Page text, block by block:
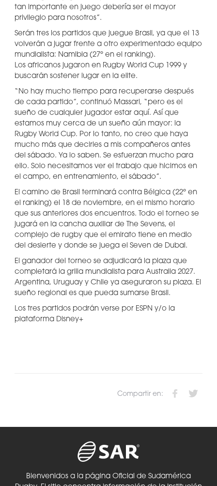
tan importante en juego debería ser el mayor
privilegio para nosotros”.
Serán tres los partidos que juegue Brasil, ya que el 13
volverán a jugar frente a otro experimentado equipo
mundialista: Namibia (27º en el ranking).
Los africanos jugaron en Rugby World Cup 1999 y
buscarán sostener lugar en la elite.
“No hay mucho tiempo para recuperarse después
de cada partido”, continuó Massari, “pero es el
sueño de cualquier jugador estar aquí. Así que
estamos muy cerca de un sueño aún mayor: la
Rugby World Cup. Por lo tanto, no creo que haya
mucho más que decirles a mis compañeros antes
del sábado. Ya lo saben. Se esfuerzan mucho para
ello. Solo necesitamos ver el trabajo que hicimos en
el campo, en entrenamiento, el sábado”.
El camino de Brasil terminará contra Bélgica (22º en
el ranking) el 18 de noviembre, en el mismo horario
que sus anteriores dos encuentros. Todo el torneo se
jugará en la cancha auxiliar de The Sevens, el
complejo de rugby que el emirato tiene en medio
del desierte y donde se juega el Seven de Dubai.
El ganador del torneo se adjudicará la plaza que
completará la grilla mundialista para Australia 2027.
Argentina, Uruguay y Chile ya aseguraron su plaza. El
sueño regional es que pueda sumarse Brasil.
Los tres partidos podrán verse por ESPN y/o la
plataforma Disney+
Compartir en:
Bienvenidos a la página Oficial de Sudamérica